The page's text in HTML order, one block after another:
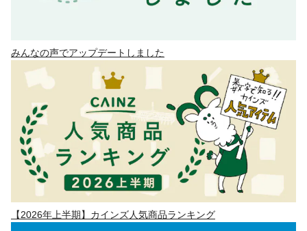
みんなの声でアップデートしました
【2026年上半期】カインズ人気商品ランキング